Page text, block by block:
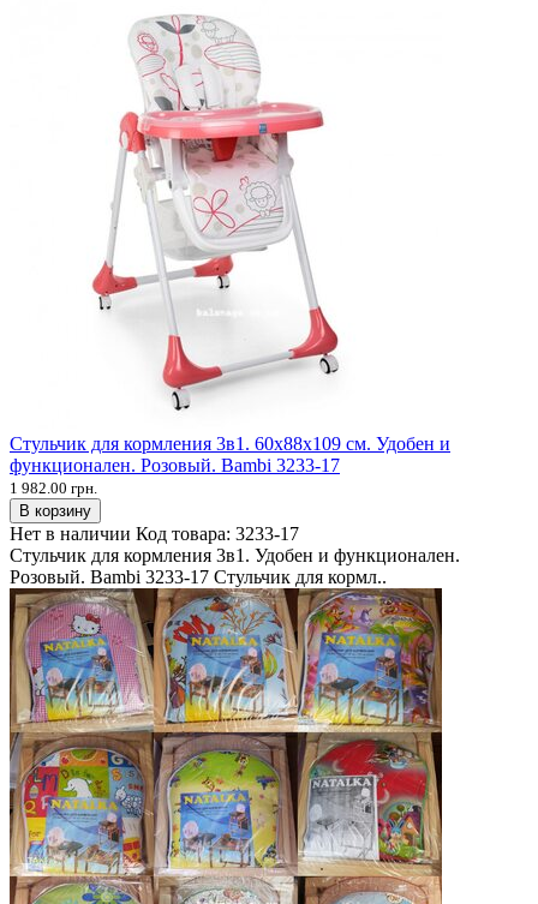
Стульчик для кормления 3в1. 60х88х109 см. Удобен и
функционален. Розовый. Bambi 3233-17
1 982.00 грн.
В корзину
Нет в наличии Код товара: 3233-17
Стульчик для кормления 3в1. Удобен и функционален.
Розовый. Bambi 3233-17 Стульчик для кормл..